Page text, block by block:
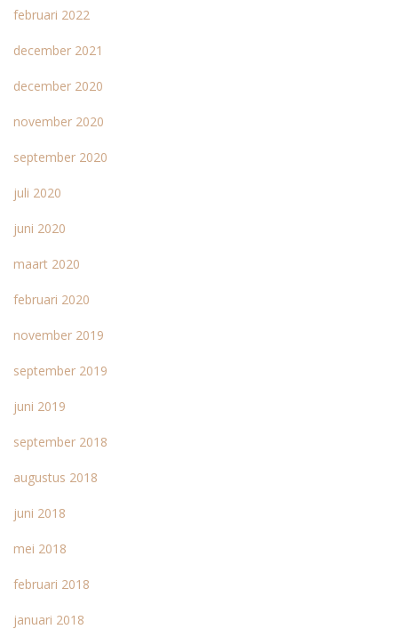
februari 2022
december 2021
december 2020
november 2020
september 2020
juli 2020
juni 2020
maart 2020
februari 2020
november 2019
september 2019
juni 2019
september 2018
augustus 2018
juni 2018
mei 2018
februari 2018
januari 2018